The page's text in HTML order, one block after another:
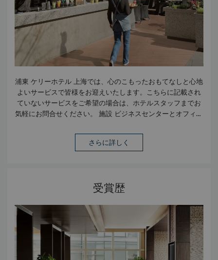
浦東 ケリーホテル 上海では、心のこもったおもてなしと心地
よいサービスで皆様をお迎えいたします。こちらに記載され
ていないサービスをご希望の場合は、ホテルスタッフまでお
気軽にお問合せください。 施設 ビジネスセンターとオフィス
ルーム、ポートフォリオ会議、カンファレンススペース） バ
ツ/アドベンチャーゾーン/スパ サービス スイートでのバトラ
エクスプレス チェックイン/チェックアウト ペーパーレス チ
ェックイン/チェックアウト ITバトラーサービス クリーニン
ホテル・空港間の送迎 レンタカー タクシー・リムジンサービ
さらに詳しく
受賞歴